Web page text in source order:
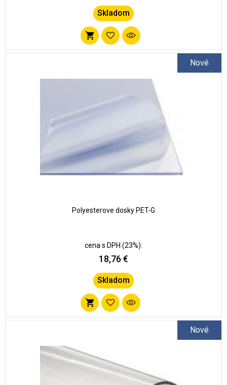
Skladom
Pridať
obľúbených
Nové
Polyesterove dosky PET-G
cena s DPH (23%):
18,76 €
Skladom
Pridať
Nové